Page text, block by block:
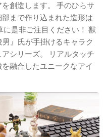
創造します。 手のひらサ
まで作り込まれた造形は
是非ご注目ください！ 獣
』氏が手掛けるキャラク
シリーズ。 リアルタッチ
融合したユニークなアイ